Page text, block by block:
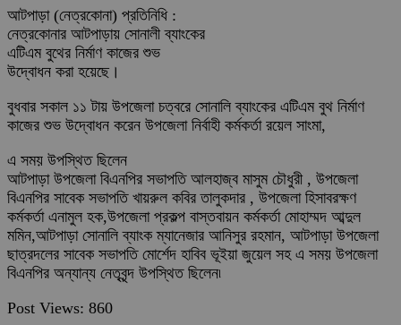
আটপাড়া (নেত্রকোনা) প্রতিনিধি :
নেত্রকোনার আটপাড়ায় সোনালী ব্যাংকের
এটিএম বুথের নির্মাণ কাজের শুভ
উদ্বোধন করা হয়েছে।
বুধবার সকাল ১১ টায় উপজেলা চত্বরে সোনালি ব্যাংকের এটিএম বুথ নির্মাণ
কাজের শুভ উদ্বোধন করেন উপজেলা নির্বাহী কর্মকর্তা রয়েল সাংমা,
এ সময় উপস্থিত ছিলেন
আটপাড়া উপজেলা বিএনপির সভাপতি আলহাজ্ব মাসুম চৌধুরী , উপজেলা
বিএনপির সাবেক সভাপতি খায়রুল কবির তালুকদার , উপজেলা হিসাবরক্ষণ
কর্মকর্তা এনামুল হক,উপজেলা প্রকল্প বাস্তবায়ন কর্মকর্তা মোহাম্মদ আব্দুল
মমিন,আটপাড়া সোনালি ব্যাংক ম্যানেজার আনিসুর রহমান, আটপাড়া উপজেলা
ছাত্রদলের সাবেক সভাপতি মোর্শেদ হাবিব ভূইয়া জুয়েল সহ এ সময় উপজেলা
বিএনপির অন্যান্য নেতৃবৃন্দ উপস্থিত ছিলেন৷
Post Views: 860